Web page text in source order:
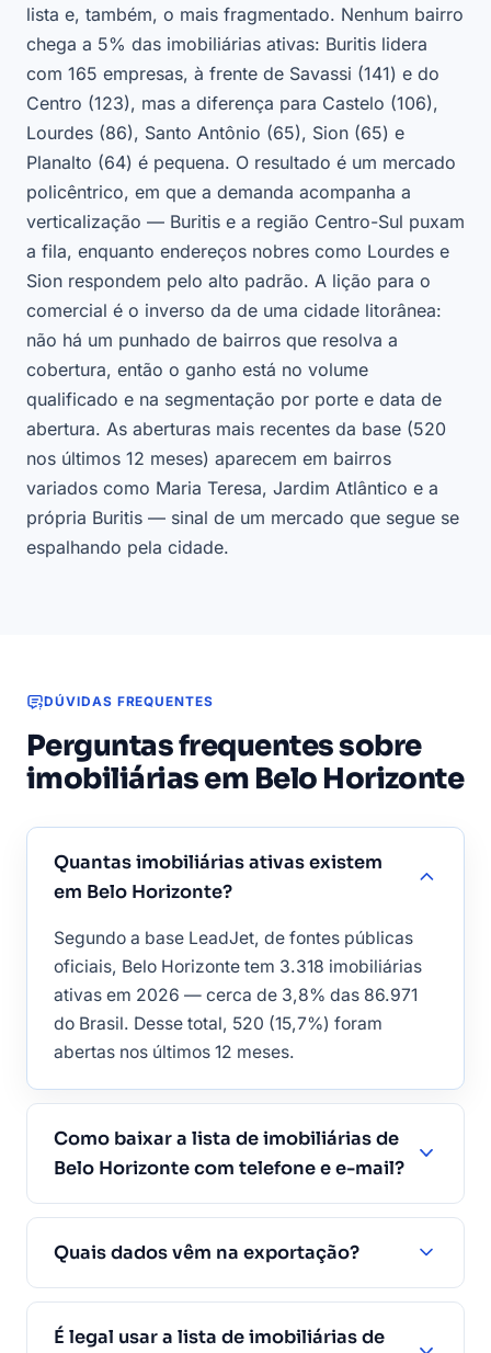
lista e, também, o mais fragmentado. Nenhum bairro
chega a 5% das imobiliárias ativas: Buritis lidera
com 165 empresas, à frente de Savassi (141) e do
Centro (123), mas a diferença para Castelo (106),
Lourdes (86), Santo Antônio (65), Sion (65) e
Planalto (64) é pequena. O resultado é um mercado
policêntrico, em que a demanda acompanha a
verticalização — Buritis e a região Centro-Sul puxam
a fila, enquanto endereços nobres como Lourdes e
Sion respondem pelo alto padrão. A lição para o
comercial é o inverso da de uma cidade litorânea:
não há um punhado de bairros que resolva a
cobertura, então o ganho está no volume
qualificado e na segmentação por porte e data de
abertura. As aberturas mais recentes da base (520
nos últimos 12 meses) aparecem em bairros
variados como Maria Teresa, Jardim Atlântico e a
própria Buritis — sinal de um mercado que segue se
espalhando pela cidade.
DÚVIDAS FREQUENTES
Perguntas frequentes sobre
imobiliárias em Belo Horizonte
Quantas imobiliárias ativas existem
em Belo Horizonte?
Segundo a base LeadJet, de fontes públicas
oficiais, Belo Horizonte tem 3.318 imobiliárias
ativas em 2026 — cerca de 3,8% das 86.971
do Brasil. Desse total, 520 (15,7%) foram
abertas nos últimos 12 meses.
Como baixar a lista de imobiliárias de
Belo Horizonte com telefone e e-mail?
Quais dados vêm na exportação?
É legal usar a lista de imobiliárias de